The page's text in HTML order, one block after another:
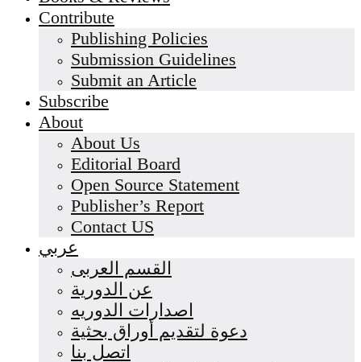
Contribute
Publishing Policies
Submission Guidelines
Submit an Article
Subscribe
About
About Us
Editorial Board
Open Source Statement
Publisher’s Report
Contact US
عربي
القسم العربى
عن الدورية
اصدارات الدوريه
دعوة لتقديم أوراق بحثية
اتصل بنا